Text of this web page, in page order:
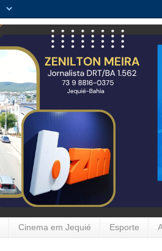
Cinema em Jequié Esporte